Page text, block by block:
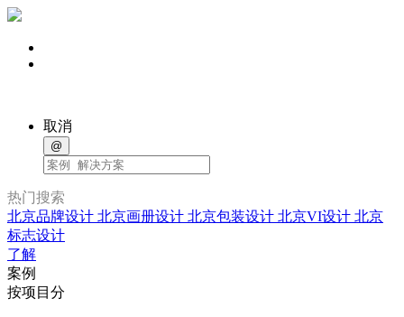
取消
@
热门搜索
北京品牌设计 北京画册设计 北京包装设计 北京VI设计 北京
标志设计
了解
案例
按项目分